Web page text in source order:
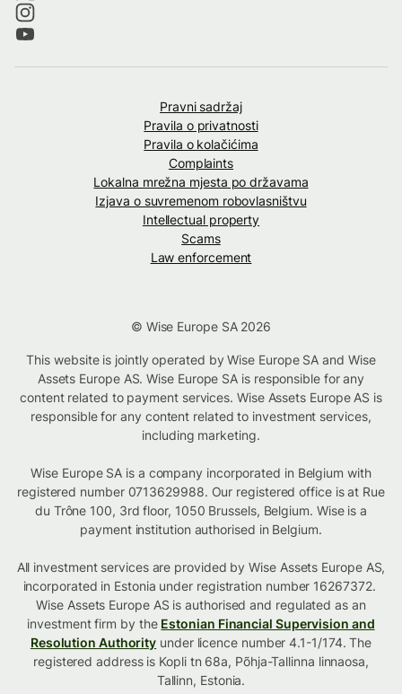
Pravni sadržaj
Pravila o privatnosti
Pravila o kolačićima
Complaints
Lokalna mrežna mjesta po državama
Izjava o suvremenom robovlasništvu
Intellectual property
Scams
Law enforcement
© Wise Europe SA 2026
This website is jointly operated by Wise Europe SA and Wise
Assets Europe AS. Wise Europe SA is responsible for any
content related to payment services. Wise Assets Europe AS is
responsible for any content related to investment services,
including marketing.
Wise Europe SA is a company incorporated in Belgium with
registered number 0713629988. Our registered office is at Rue
du Trône 100, 3rd floor, 1050 Brussels, Belgium. Wise is a
payment institution authorised in Belgium.
All investment services are provided by Wise Assets Europe AS,
incorporated in Estonia under registration number 16267372.
Wise Assets Europe AS is authorised and regulated as an
investment firm by the Estonian Financial Supervision and
Resolution Authority under licence number 4.1-1/174. The
registered address is Kopli tn 68a, Põhja-Tallinna linnaosa,
Tallinn, Estonia.